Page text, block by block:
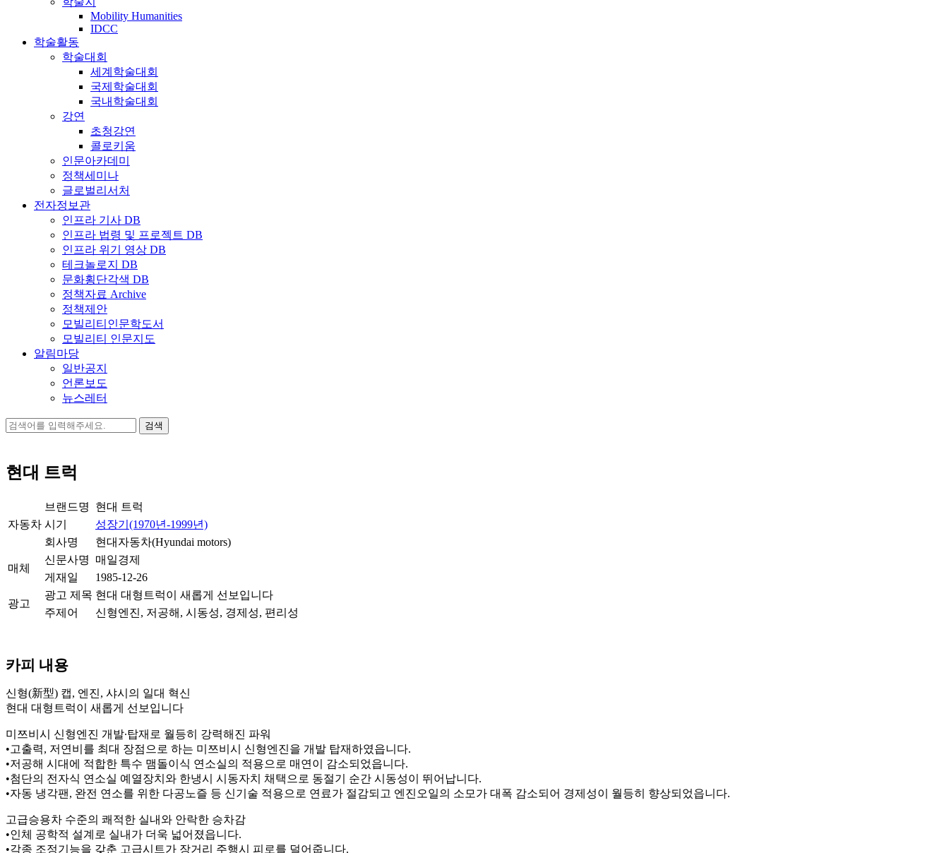
Mobility Humanities
IDCC
학술활동
학술대회
세계학술대회
국제학술대회
국내학술대회
강연
초청강연
콜로키움
인문아카데미
정책세미나
글로벌리서처
전자정보관
인프라 기사 DB
인프라 법령 및 프로젝트 DB
인프라 위기 영상 DB
테크놀로지 DB
문화횡단각색 DB
정책자료 Archive
정책제안
모빌리티인문학도서
모빌리티 인문지도
알림마당
일반공지
언론보도
뉴스레터
검
현대 트럭
자동차
브랜드명
현대 트럭
시기
성장기(1970년-1999년)
회사명
현대자동차(Hyundai motors)
매체
신문사명
매일경제
게재일
1985-12-26
광고
광고 제목 현대 대형트럭이 새롭게 선보입니다
주제어
신형엔진, 저공해, 시동성, 경제성, 편리성
카피 내용
신형(新型) 캡, 엔진, 샤시의 일대 혁신
현대 대형트럭이 새롭게 선보입니다
미쯔비시 신형엔진 개발∙탑재로 월등히 강력해진 파워
•고출력, 저연비를 최대 장점으로 하는 미쯔비시 신형엔진을 개발 탑재하였읍니다.
•저공해 시대에 적합한 특수 맴돌이식 연소실의 적용으로 매연이 감소되었읍니다.
•첨단의 전자식 연소실 예열장치와 한냉시 시동자치 채택으로 동절기 순간 시동성이 뛰어납니다.
•자동 냉각팬, 완전 연소를 위한 다공노즐 등 신기술 적용으로 연료가 절감되고 엔진오일의 소모가 대폭 감소되어 경제성이 월등히 향상되었읍니다.
고급승용차 수준의 쾌적한 실내와 안락한 승차감
•인체 공학적 설계로 실내가 더욱 넓어졌읍니다.
•각종 조정기능을 갖춘 고급시트가 장거리 주행시 피로를 덜어줍니다.